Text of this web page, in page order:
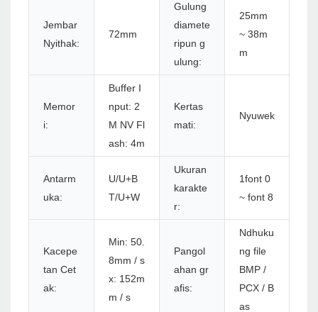
Jembar
Nyithak:
72mm
Gulung
diamete
ripun g
ulung:
25mm
~ 38m
m
Memor
i:
Buffer I
nput: 2
M NV Fl
ash: 4m
Kertas
mati:
Nyuwek
Antarm
uka:
U/U+B
T/U+W
Ukuran
karakte
r:
1font 0
~ font 8
Kacepe
tan Cet
ak:
Min: 50.
8mm / s
x: 152m
m / s
Pangol
ahan gr
afis:
Ndhuku
ng file
BMP /
PCX / B
as